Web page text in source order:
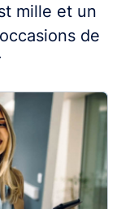
mille et un
de